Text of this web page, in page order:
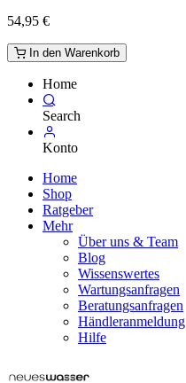
54,95 €
In den Warenkorb
Home
Search
Konto
Home
Shop
Ratgeber
Mehr
Über uns & Team
Blog
Wissenswertes
Wartungsanfragen
Beratungsanfragen
Händleranmeldung
Hilfe